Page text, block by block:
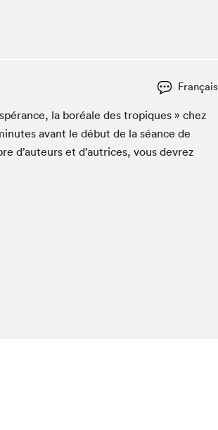
Festival littéraire international Metropolis
en cadeau
Français
la boréale des tropiques » chez
avant le début de la séance de
d’auteurs et d’autrices, vous devrez